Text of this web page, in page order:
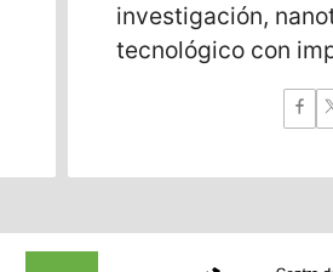
investigación,
tecnológico con